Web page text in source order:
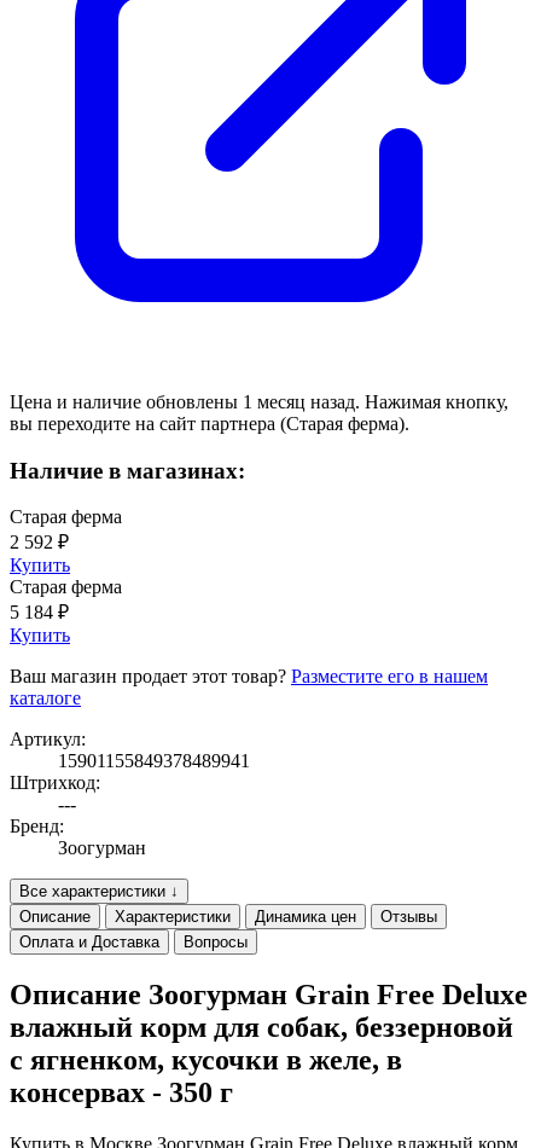
Цена и наличие обновлены 1 месяц назад. Нажимая кнопку,
вы переходите на сайт партнера (Старая ферма).
Наличие в магазинах:
Старая ферма
2 592 ₽
Купить
Старая ферма
5 184 ₽
Купить
Ваш магазин продает этот товар? Разместите его в нашем
каталоге
Артикул:
15901155849378489941
Штрихкод:
---
Бренд:
Зоогурман
Все характеристики ↓
Описание
Характеристики Динамика цен
Отзывы
Оплата и Доставка
Вопросы
Описание Зоогурман Grain Free Deluxe
влажный корм для собак, беззерновой
с ягненком, кусочки в желе, в
консервах - 350 г